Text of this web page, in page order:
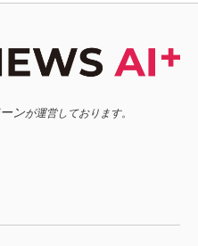
ンが運営しております。